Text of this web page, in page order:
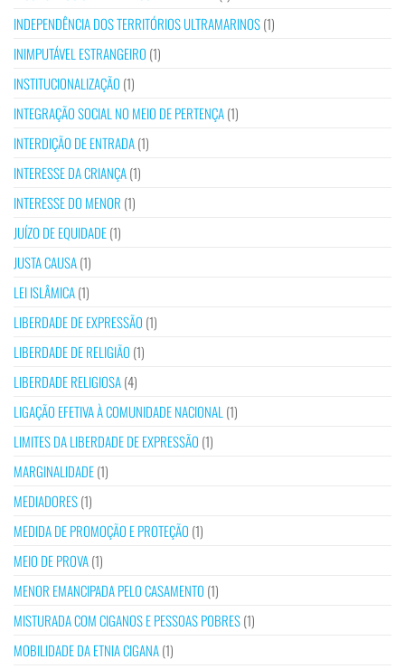
INDEPENDÊNCIA DOS TERRITÓRIOS ULTRAMARINOS(1)
INIMPUTÁVEL ESTRANGEIRO (1)
INSTITUCIONALIZAÇÃO (1)
INTEGRAÇÃO SOCIAL NO MEIO DE PERTENÇA(1)
INTERDIÇÃO DE ENTRADA(1)
INTERESSE DA CRIANÇA(1)
INTERESSE DO MENOR (1)
JUÍZO DE EQUIDADE(1)
JUSTA CAUSA(1)
LEI ISLÂMICA(1)
LIBERDADE DE EXPRESSÃO (1)
LIBERDADE DE RELIGIÃO (1)
LIBERDADE RELIGIOSA(4)
LIGAÇÃO EFETIVA À COMUNIDADE NACIONAL (1)
LIMITES DA LIBERDADE DE EXPRESSÃO (1)
MARGINALIDADE(1)
MEDIADORES(1)
MEDIDA DE PROMOÇÃO E PROTEÇÃO (1)
MEIO DE PROVA(1)
MENOR EMANCIPADA PELO CASAMENTO (1)
MISTURADA COM CIGANOS E PESSOAS POBRES(1)
MOBILIDADE DA ETNIA CIGANA(1)